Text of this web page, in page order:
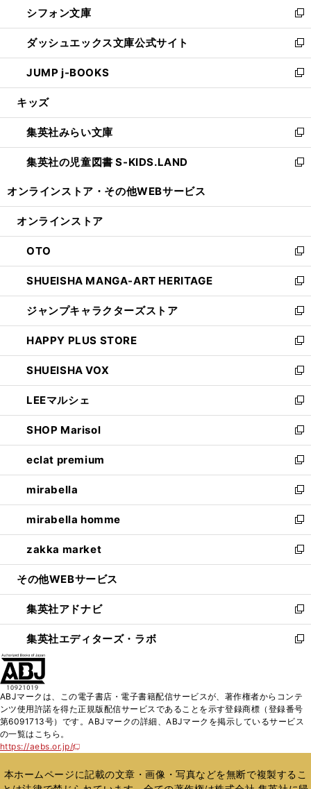
く
で
開
く
ィ
ン
ド
ウ
で
開
い
ウ
ィ
ン
ド
ウ
開
く
シフォン文庫
新
し
い
ウ
ィ
ン
ウ
で
開
く
ダッシュエックス文庫公式サイト
新
し
い
ウ
ン
ド
ウ
で
JUMP j-BOOKS
新
し
ウ
ィ
ン
ド
開
キッズ
集英社みらい文庫
新
し
い
ン
ウ
で
開
く
集英社の児童図書 S-KIDS.LAND
新
ウ
ン
ド
ウ
で
開
く
オンラインストア・ その他WEBサービス
オンラインストア
OTO
新
し
い
ウ
ィ
ン
ド
ウ
で
開
く
SHUEISHA MANGA-ART HERITAGE
新
し
い
ウ
ィ
ン
ド
ウ
で
開
く
ジャンプキャラクターズストア
新
し
い
ウ
ィ
ン
ド
ウ
で
開
く
HAPPY PLUS STORE
新
し
い
ウ
ィ
ン
ド
ウ
で
開
く
SHUEISHA VOX
新
し
い
ウ
ィ
ン
ド
ウ
で
開
く
LEEマルシェ
新
し
い
ウ
ィ
ン
ド
ウ
で
開
く
SHOP Marisol
新
し
い
ウ
ィ
ン
ド
ウ
で
開
eclat premium
新
し
い
ウ
ィ
ン
ド
ウ
開
く
mirabella
新
し
い
ウ
ィ
ン
ウ
で
開
く
mirabella homme
新
し
い
ウ
ン
ド
ウ
で
zakka market
新
し
ウ
ィ
ン
ド
く
その他WEBサービス
集英社アドナビ
新
し
い
ド
ウ
で
集英社エディターズ・ラボ
新
ィ
ン
ド
開
ABJマークは、この電子書店・電子書籍配信サービスが、著作権者からコンテ
ンツ使用許諾を得た正規版配信サービスであることを示す登録商標（登録番号
第6091713号）です。ABJマークの詳細、ABJマークを掲示しているサービス
の一覧はこちら。
https://aebs.or.jp/
新
い
ウ
本ホームページに記載の文章・画像・写真などを無断で複製するこ